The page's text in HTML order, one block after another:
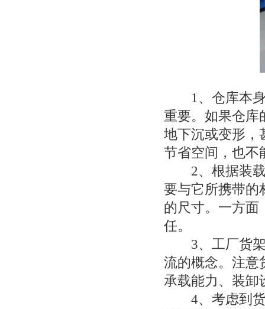
1、仓库本身
重要。如果仓库
地下沉或变形，
节省空间，也不
2、根据装载
要与它所携带的
的尺寸。一方面
任。
3、工厂货架
流的概念。注意
承载能力、装卸
4、考虑到货